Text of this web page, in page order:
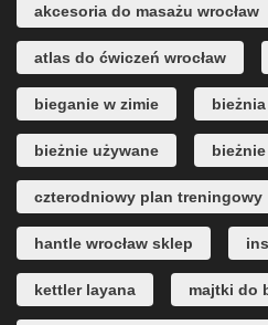
akcesoria do masażu wrocław
atlas do ćwiczeń wrocław
bieganie w zimie bieżnia
bieżnie używane bieżnie
czterodniowy plan treningowy
hantle wrocław sklep
kettler layana majtki do